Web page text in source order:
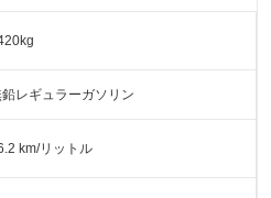
レギュラーガソリン
km/リットル